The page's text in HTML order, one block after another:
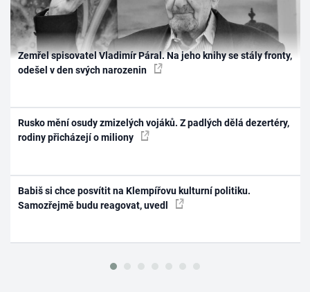
Zemřel spisovatel Vladimír Páral. Na jeho knihy se stály fronty,
odešel v den svých narozenin
Rusko mění osudy zmizelých vojáků. Z padlých dělá dezertéry,
rodiny přicházejí o miliony
Babiš si chce posvítit na Klempířovu kulturní politiku.
Samozřejmě budu reagovat, uvedl